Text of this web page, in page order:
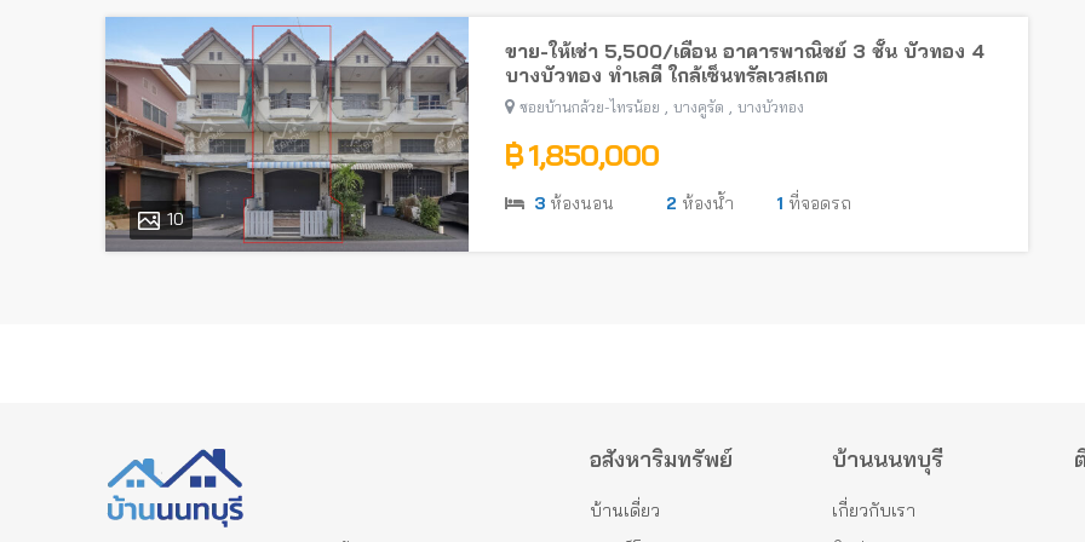
10
ขาย-ให้เช่า 5,500/เดือน อาคารพาณิชย์ 3 ชั้น บัวทอง 4
บางบัวทอง ทำเลดี ใกล้เซ็นทรัลเวสเกต
ซอยบ้านกล้วย-ไทรน้อย , บางคูรัด , บางบัวทอง
฿ 1,850,000
3 ห้องนอน 2 ห้องน้ำ 1 ที่จอดรถ
อสังหาริมทรัพย์
บ้านเดี่ยว
บ้านนนทบุรี
เกี่ยวกับเรา